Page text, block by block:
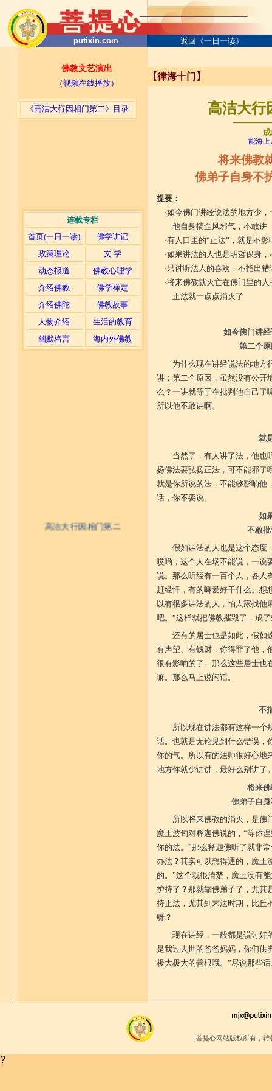
《高洁大行因相门第二》目录
putixin.com 返回《一日一读》
佛教文艺演出
（视频在线播放）
连载专栏
首页(一日一读)
佛学讲记
政策理论
文 学
动态报道
佛教心理学
介绍佛教
佛学禅定
介绍佛陀
佛教故事
人物介绍
生活的教育
幽默格言
海内外佛教
【律海十门】
高洁大行
能海上
将来佛教
佛弟子自身不
提要：
·如今佛门讲经说法的地方少
他自身搞歪风邪气，不敢讲
·有人口里的“正法”，就是不
·如果讲法的人也是明哲保身
·只讨听法人的喜欢，不指出
·将来佛教就灭亡在佛门里的
正法就一点点消灭了
如今佛门讲
第二个
为什么现在讲经说法的地方
讲；第二个原因，虽然没有公开
么？一讲就等于在批判他自己了
所以他不敢讲啊。
就
当然了，有人讲了法，他也
扬佛法要弘扬正法，可不能邪了
就是你所说的法，不能够影响他
话，你不要说。
如
不敢
假如讲法的人也是这个态度
哎哟，这个人在场不能说，一说
说。那么听经有一百个人，各人
赶经忏，有的嘛爱好干什么。想
以有很多讲法的人，怕人家找他
吧。”这样就把佛教摧毁了，成
还有的居士也是如此，假如
有声望、有钱财，你得罪了他，
很有影响的了。那么这些居士也
嘛。那么马上说闲话。
不
所以现在讲法都有这样一个
话。也就是无论见到什么错误，
你的气。所以有的法师很好心地
地方你就少讲讲，最好么别讲了
将来
佛弟子自
所以将来佛教的消灭，是佛
魔王波旬对释迦佛说的，“等你
你的法。”那么释迦佛听了就非
办法？其实可以想得通的，魔王
的。”这个就很清楚，魔王没有
护持了？那就靠佛弟子了，尤其
持正法，尤其到末法时期，比丘
呀？
现在讲经，一般都是说讨好
是我过去世的爸爸妈妈，你们供
极大极大的善根哦。”尽说那些
菩提心网站版权所有，
高洁大行因相门第二
?